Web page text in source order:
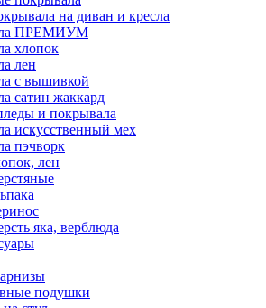
на диван и кресла
ПРЕМИУМ
хлопок
лен
с вышивкой
сатин жаккард
и покрывала
искусственный мех
пэчворк
лен
яка, верблюда
подушки